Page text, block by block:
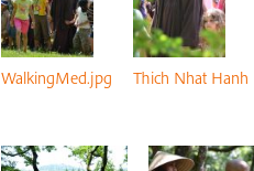
WalkingMed.jpg Thich Nhat Hanh